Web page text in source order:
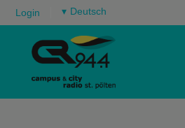
Login ▾